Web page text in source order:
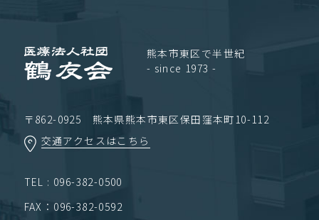
熊本市東区で半世紀
- since 1973 -
〒862-0925 熊本県熊本市東区保田窪本町10-112
交通アクセスはこちら
TEL : 096-382-0500
FAX：096-382-0592